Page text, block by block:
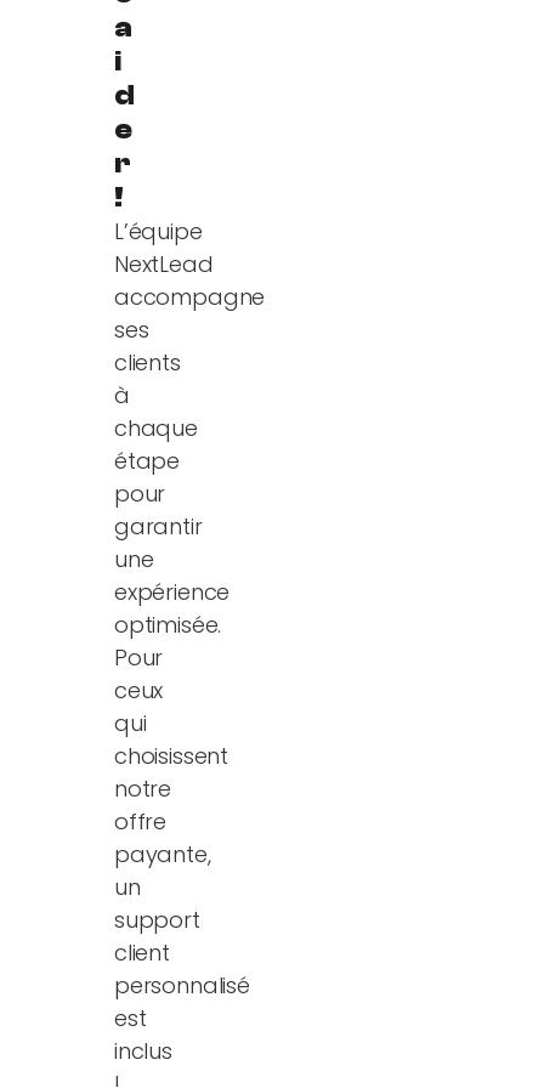
a
i
d
e
r
!
L’équipe
NextLead
accompagne
ses
clients
à
chaque
étape
pour
garantir
une
expérience
optimisée.
Pour
ceux
qui
choisissent
notre
offre
payante,
un
support
client
personnalisé
est
inclus